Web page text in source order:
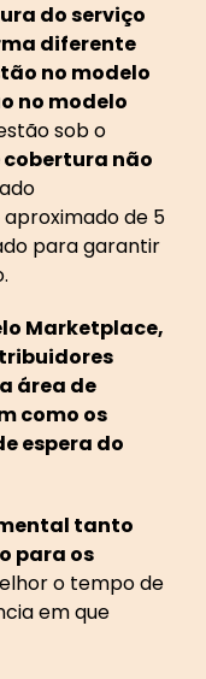
do serviço
diferente
no modelo
no modelo
sob o
cobertura não
de 5
para garantir
Marketplace,
área de
como os
espera do
tanto
para os
o tempo de
em que